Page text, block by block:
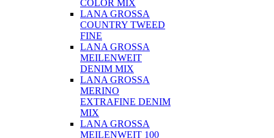
COLOR MIX
LANA GROSSA
COUNTRY TWEED
FINE
LANA GROSSA
MEILENWEIT
DENIM MIX
LANA GROSSA
MERINO
EXTRAFINE DENIM
MIX
LANA GROSSA
MEILENWEIT 100